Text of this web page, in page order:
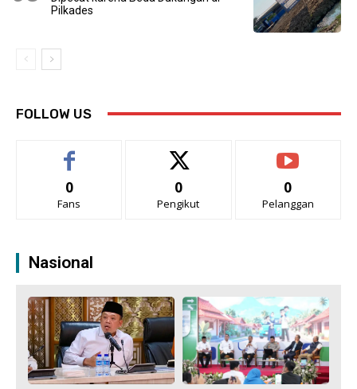
Pilkades
FOLLOW US
0
Fans
0
Pengikut
0
Pelanggan
Nasional